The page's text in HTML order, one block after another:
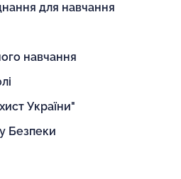
для навчання
навчання
України"
Безпеки